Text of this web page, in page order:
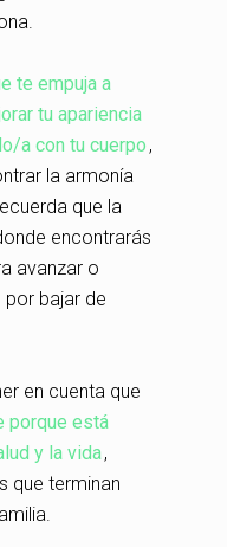
te empuja a
tu apariencia
a con tu cuerpo ,
la armonía
que la
encontrarás
avanzar o
bajar de
en cuenta que
porque está
y la vida,
que terminan